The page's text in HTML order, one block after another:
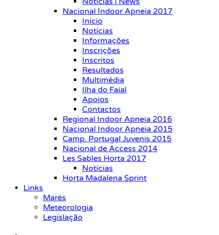
Nacional Indoor Apneia 2017
Início
Notícias
Informações
Inscrições
Inscritos
Resultados
Multimédia
Ilha do Faial
Apoios
Contactos
Regional Indoor Apneia 2016
Nacional Indoor Apneia 2015
Camp. Portugal Juvenis 2015
Nacional de Access 2014
Les Sables Horta 2017
Notícias
Horta Madalena Sprint
Links
Marés
Meteorologia
Legislação